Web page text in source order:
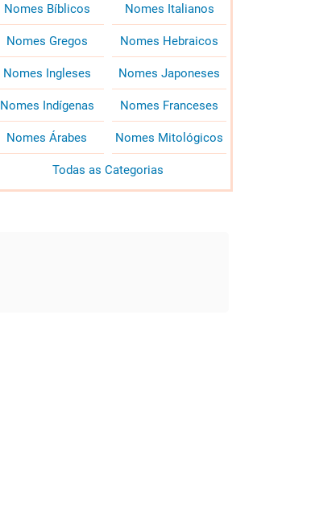
Nomes Bíblicos Nomes Italianos
Nomes Gregos Nomes Hebraicos
Nomes Ingleses Nomes Japoneses
Nomes Indígenas Nomes Franceses
Nomes Árabes Nomes Mitológicos
Todas as Categorias